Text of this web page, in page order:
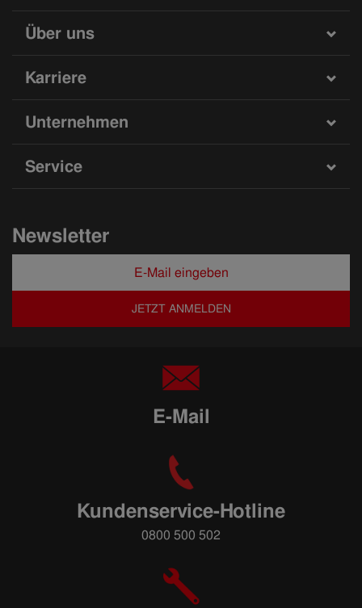
Über uns
Karriere
Unternehmen
Service
Newsletter
JETZT ANMELDEN
E-Mail
Kundenservice-Hotline
0800 500 502